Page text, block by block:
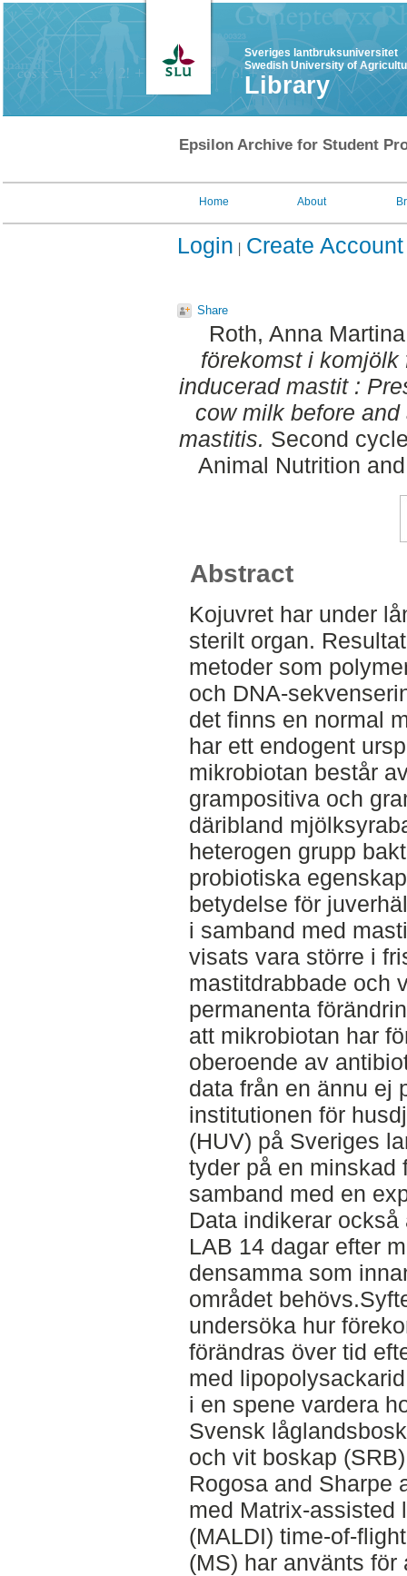
Sveriges lantbruksuniversitet
Swedish University of
Library
Epsilon Archive for Student
Home About
Login Create Account
Share
Roth, Anna Martina
förekomst i
inducerad mastit :
cow milk before
mastitis. Second
Animal Nutrition
Abstract
Kojuvret har under
sterilt organ.
metoder som
och DNA-
det finns en normal
har ett endogent
mikrobiotan består
grampositiva och
däribland
heterogen grupp
probiotiska
betydelse för
i samband med
visats vara större i
mastitdrabbade och
permanenta
att mikrobiotan har
oberoende av
data från en ännu ej
institutionen för
(HUV) på Sveriges
tyder på en minskad
samband med en
Data indikerar
LAB 14 dagar efter
densamma som
området
undersöka hur
förändras över tid
med
i en spene vardera
Svensk
och vit boskap
Rogosa and Sharpe
med Matrix-assisted
(MALDI) time-of-
(MS) har använts